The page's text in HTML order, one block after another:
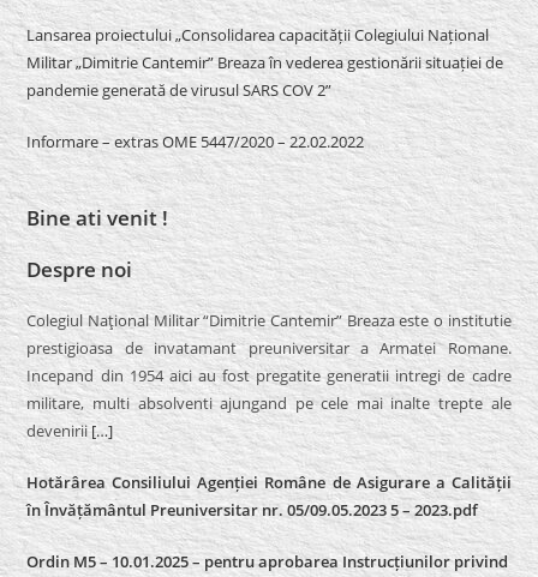
Lansarea proiectului „Consolidarea capacității Colegiului Național
Militar „Dimitrie Cantemir” Breaza în vederea gestionării situației de
pandemie generată de virusul SARS COV 2”
Informare – extras OME 5447/2020 – 22.02.2022
Bine ati venit !
Despre noi
Colegiul Naţional Militar “Dimitrie Cantemir” Breaza este o institutie
prestigioasa de invatamant preuniversitar a Armatei Romane.
Incepand din 1954 aici au fost pregatite generatii intregi de cadre
militare, multi absolventi ajungand pe cele mai inalte trepte ale
devenirii […]
Hotărârea Consiliului Agenției Române de Asigurare a Calității
în Învățământul Preuniversitar nr. 05/09.05.2023 5 – 2023.pdf
Ordin M5 – 10.01.2025 – pentru aprobarea Instrucțiunilor privind